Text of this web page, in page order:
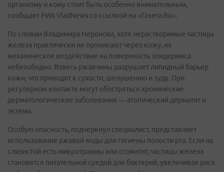
организму и кому стоит быть особенно внимательным,
сообщает РИА VladNews со ссылкой на «Газета.Ru».
По словам Владимира Неронова, хотя нерастворимые частицы
железа практически не проникают через кожу, их
механическое воздействие на поверхность эпидермиса
небезобидно. Взвесь ржавчины разрушает липидный барьер
кожи, что приводит к сухости, шелушению и зуду. При
регулярном контакте могут обостряться хронические
дерматологические заболевания — атопический дерматит и
экзема.
Особую опасность, подчеркнул специалист, представляет
использование ржавой воды для гигиены полости рта. Если на
слизистой есть микротравмы или стоматит, частицы железа
становятся питательной средой для бактерий, увеличивая риск